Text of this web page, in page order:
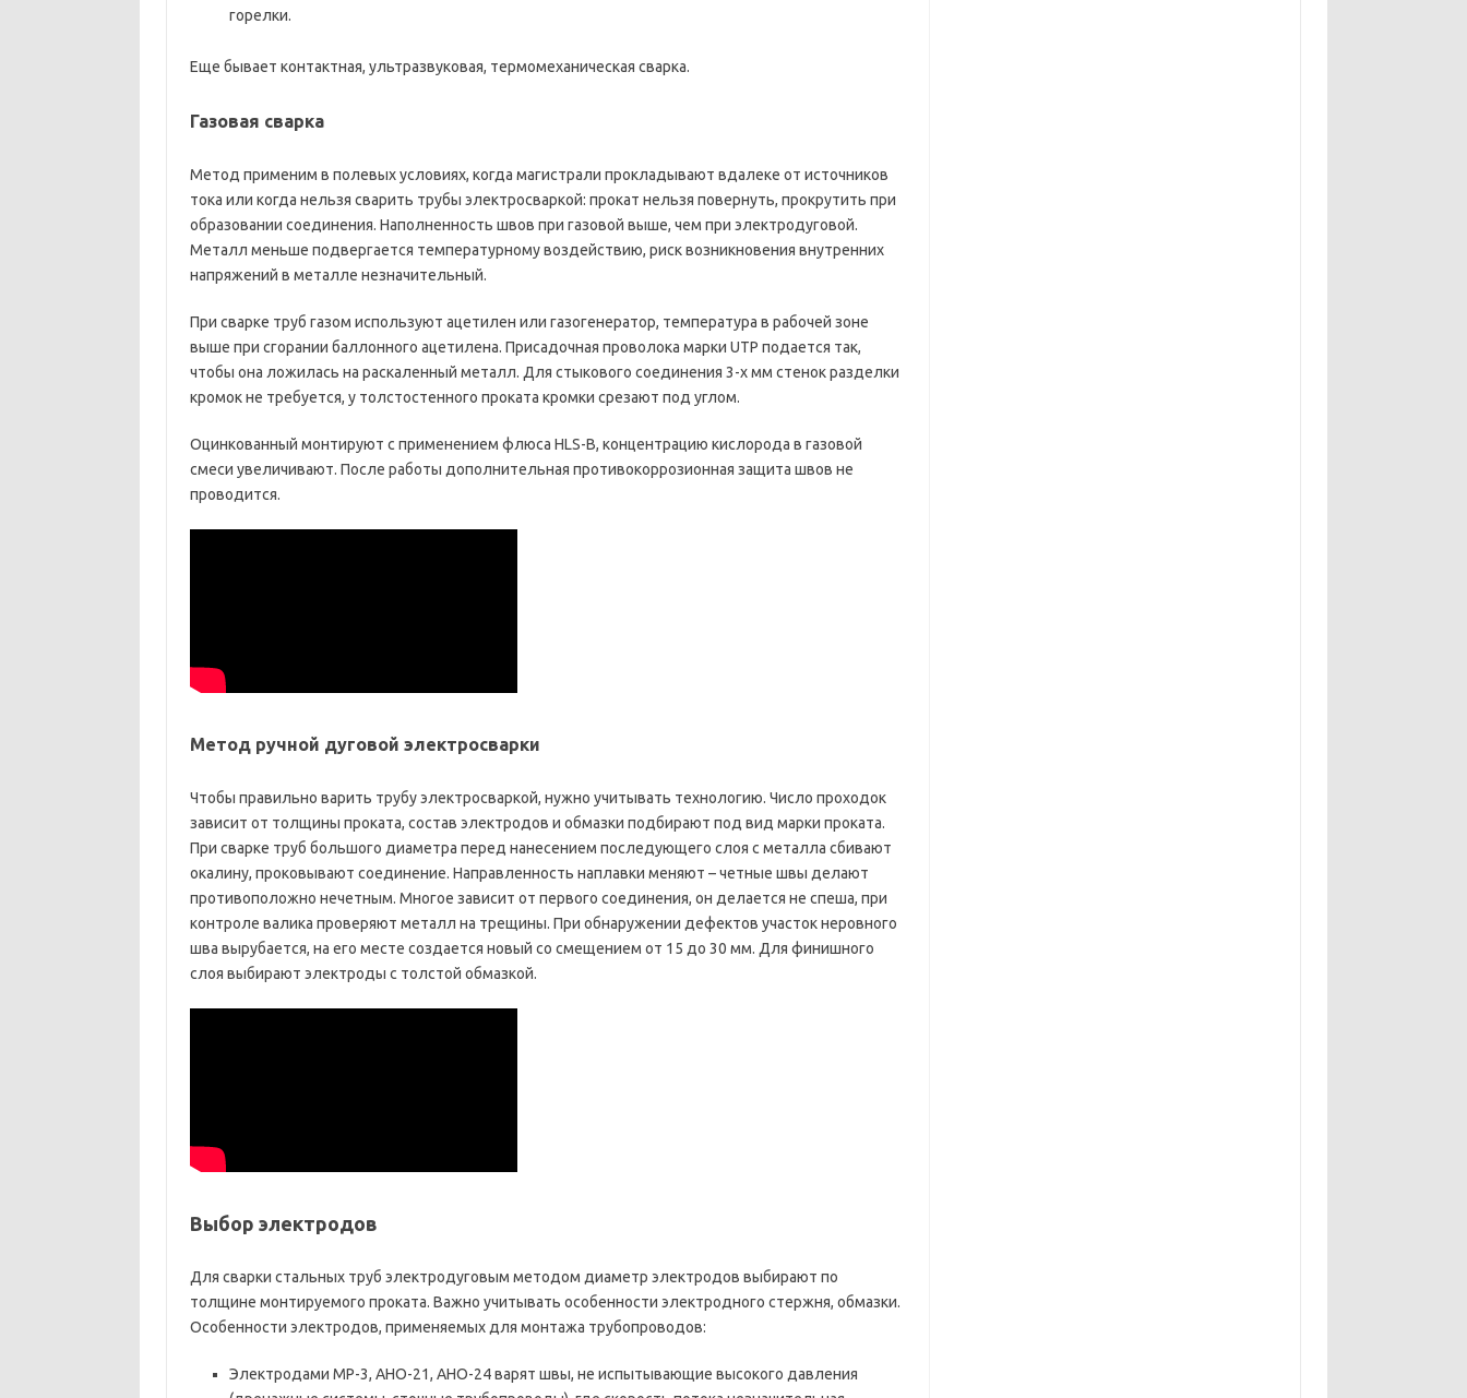
горелки.
Еще бывает контактная, ультразвуковая, термомеханическая сварка.
Газовая сварка
Метод применим в полевых условиях, когда магистрали прокладывают вдалеке от источников
тока или когда нельзя сварить трубы электросваркой: прокат нельзя повернуть, прокрутить при
образовании соединения. Наполненность швов при газовой выше, чем при электродуговой.
Металл меньше подвергается температурному воздействию, риск возникновения внутренних
напряжений в металле незначительный.
При сварке труб газом используют ацетилен или газогенератор, температура в рабочей зоне
выше при сгорании баллонного ацетилена. Присадочная проволока марки UTP подается так,
чтобы она ложилась на раскаленный металл. Для стыкового соединения 3-х мм стенок разделки
кромок не требуется, у толстостенного проката кромки срезают под углом.
Оцинкованный монтируют с применением флюса HLS-B, концентрацию кислорода в газовой
смеси увеличивают. После работы дополнительная противокоррозионная защита швов не
проводится.
Метод ручной дуговой электросварки
Чтобы правильно варить трубу электросваркой, нужно учитывать технологию. Число проходок
зависит от толщины проката, состав электродов и обмазки подбирают под вид марки проката.
При сварке труб большого диаметра перед нанесением последующего слоя с металла сбивают
окалину, проковывают соединение. Направленность наплавки меняют – четные швы делают
противоположно нечетным. Многое зависит от первого соединения, он делается не спеша, при
контроле валика проверяют металл на трещины. При обнаружении дефектов участок неровного
шва вырубается, на его месте создается новый со смещением от 15 до 30 мм. Для финишного
слоя выбирают электроды с толстой обмазкой.
Выбор электродов
Для сварки стальных труб электродуговым методом диаметр электродов выбирают по
толщине монтируемого проката. Важно учитывать особенности электродного стержня, обмазки.
Особенности электродов, применяемых для монтажа трубопроводов:
Электродами МР-3, АНО-21, АНО-24 варят швы, не испытывающие высокого давления